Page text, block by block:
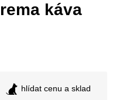
káva
hlídat cenu a sklad